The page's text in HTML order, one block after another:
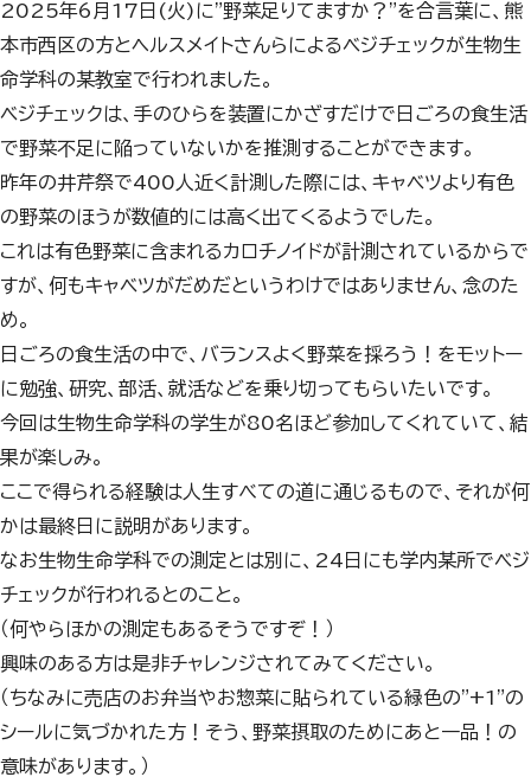
2025年6月17日(火)に"野菜足りてますか？"を合言葉に、熊
本市西区の方とヘルスメイトさんらによるベジチェックが生物生
命学科の某教室で行われました。
ベジチェックは、手のひらを装置にかざすだけで日ごろの食生活
で野菜不足に陥っていないかを推測することができます。
昨年の井芹祭で400人近く計測した際には、キャベツより有色
の野菜のほうが数値的には高く出てくるようでした。
これは有色野菜に含まれるカロチノイドが計測されているからで
すが、何もキャベツがだめだというわけではありません、念のた
め。
日ごろの食生活の中で、バランスよく野菜を採ろう！をモットー
に勉強、研究、部活、就活などを乗り切ってもらいたいです。
今回は生物生命学科の学生が80名ほど参加してくれていて、結
果が楽しみ。
ここで得られる経験は人生すべての道に通じるもので、それが何
かは最終日に説明があります。
なお生物生命学科での測定とは別に、24日にも学内某所でベジ
チェックが行われるとのこと。
（何やらほかの測定もあるそうですぞ！）
興味のある方は是非チャレンジされてみてください。
（ちなみに売店のお弁当やお惣菜に貼られている緑色の"+1"の
シールに気づかれた方！そう、野菜摂取のためにあと一品！の
意味があります。）